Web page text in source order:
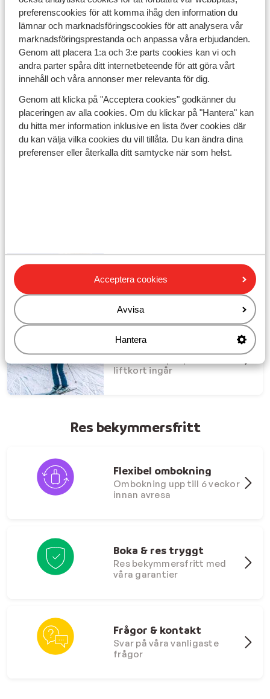
preferenscookies för att komma ihåg den information du
lämnar och marknadsföringscookies för att analysera vår
marknadsföringsprestanda och anpassa våra erbjudanden.
Genom att placera 1:a och 3:e parts cookies kan vi och
andra parter spåra ditt internetbeteende för att göra vårt
innehåll och våra annonser mer relevanta för dig.
Genom att klicka på "Acceptera cookies" godkänner du
placeringen av alla cookies. Om du klickar på "Hantera" kan
du hitta mer information inklusive en lista över cookies där
du kan välja vilka cookies du vill tillåta. Du kan ändra dina
preferenser eller återkalla ditt samtycke när som helst.
Acceptera cookies
Avvisa
Hantera
It's a Sunweb Holiday!
#CreatingMemories
Mer sommar i augusti
Se alla avgångar
Gratis
Boka och res tryggt med
Sunweb
Boka tidigt deals 26/27
liftkort ingår
Res bekymmersfritt
Flexibel ombokning
Ombokning upp till 6 veckor
innan avresa
Boka & res tryggt
Res bekymmersfritt med
våra garantier
Frågor & kontakt
Svar på våra vanligaste
frågor